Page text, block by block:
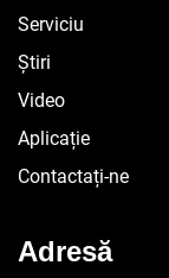
Serviciu
Știri
Video
Aplicație
Contactați-ne
Adresă